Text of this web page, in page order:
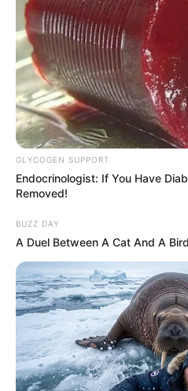
GLYCOGEN SUPPORT
Endocrinologist: If You Have
Removed!
BUZZ DAY
A Duel Between A Cat And A